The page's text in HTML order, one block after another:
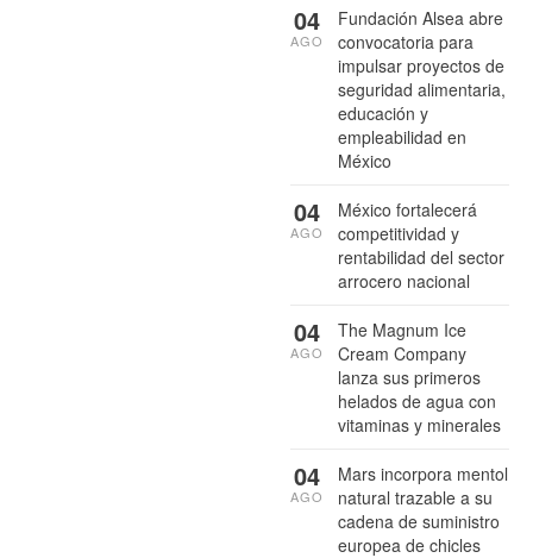
Fundación Alsea abre
convocatoria para
impulsar proyectos de
seguridad alimentaria,
educación y
empleabilidad en
México
04
AGO
México fortalecerá
competitividad y
rentabilidad del sector
arrocero nacional
04
AGO
The Magnum Ice
Cream Company
lanza sus primeros
helados de agua con
vitaminas y minerales
04
AGO
Mars incorpora mentol
natural trazable a su
cadena de suministro
europea de chicles
04
AGO